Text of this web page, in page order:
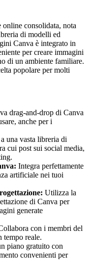
consolidata, nota
di modelli ed
Canva è integrato in
per creare immagini
di un ambiente familiare.
popolare per molti
drag-and-drop di Canva
anche per i
una vasta libreria di
cui post sui social media,
Integra perfettamente
artificiale nei tuoi
Utilizza la
di Canva per
generate
con i membri del
tempo reale.
piano gratuito con
convenienti per